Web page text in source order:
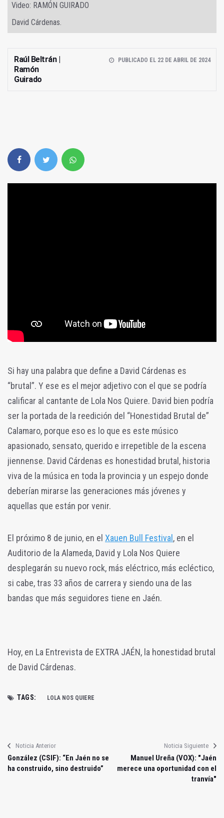
Video: RAMÓN GUIRADO
David Cárdenas.
Raúl Beltrán |
Ramón
Guirado
PUBLICADO EL 22 DE ABRIL DE 2024
Si hay una palabra que define a David Cárdenas es
“brutal”. Y ese es el mejor adjetivo con el que se podría
calificar al cantante de Lola Nos Quiere. David bien podría
ser la portada de la reedición del “Honestidad Brutal de”
Calamaro, porque eso es lo que es este músico
apasionado, sensato, querido e irrepetible de la escena
jiennense. David Cárdenas es honestidad brutal, historia
viva de la música en toda la provincia y un espejo donde
deberían mirarse las generaciones más jóvenes y
aquellas que están por venir.
El próximo 8 de junio, en el Xauen Bull Festival , en el
Auditorio de la Alameda, David y Lola Nos Quiere
desplegarán su nuevo rock, más eléctrico, más ecléctico,
si cabe, tras 33 años de carrera y siendo una de las
bandas que más seguidores tiene en Jaén.
Hoy, en La Entrevista de EXTRA JAÉN, la honestidad brutal
de David Cárdenas.
TAGS: LOLA NOS QUIERE
Noticia Anterior
González (CSIF): “En Jaén no se
ha construido, sino destruido”
Noticia Siguiente
Manuel Ureña (VOX): "Jaén
merece una oportunidad con el
tranvía"